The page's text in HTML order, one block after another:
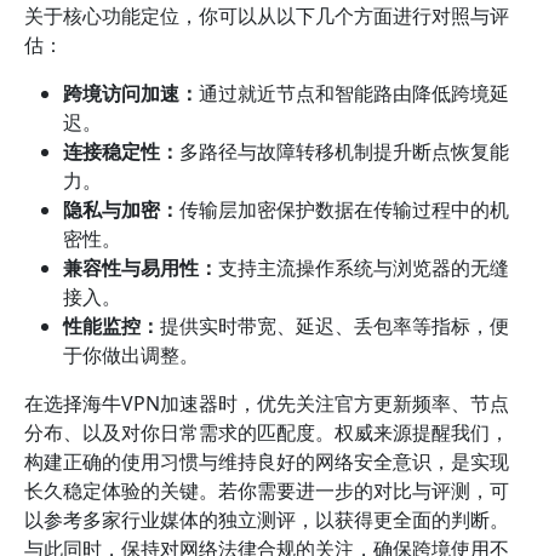
关于核心功能定位，你可以从以下几个方面进行对照与评
估：
跨境访问加速： 通过就近节点和智能路由降低跨境延
迟。
连接稳定性： 多路径与故障转移机制提升断点恢复能
力。
隐私与加密： 传输层加密保护数据在传输过程中的机
密性。
兼容性与易用性： 支持主流操作系统与浏览器的无缝
接入。
性能监控： 提供实时带宽、延迟、丢包率等指标，便
于你做出调整。
在选择海牛VPN加速器时，优先关注官方更新频率、节点
分布、以及对你日常需求的匹配度。权威来源提醒我们，
构建正确的使用习惯与维持良好的网络安全意识，是实现
长久稳定体验的关键。若你需要进一步的对比与评测，可
以参考多家行业媒体的独立测评，以获得更全面的判断。
与此同时，保持对网络法律合规的关注，确保跨境使用不